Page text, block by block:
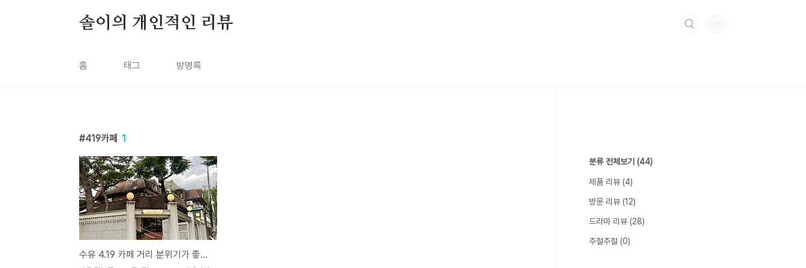
솔이의 개인적인 리뷰
홈 태그 방명록
419카페 1
수유 4.19 카페 거리 분위기가 좋은 카페추천! : 카페 멘디 (cafe mend.i)
분류 전체보기 (44)
제품 리뷰 (4)
방문 리뷰 (12)
드라마 리뷰 (28)
주절주절 (0)